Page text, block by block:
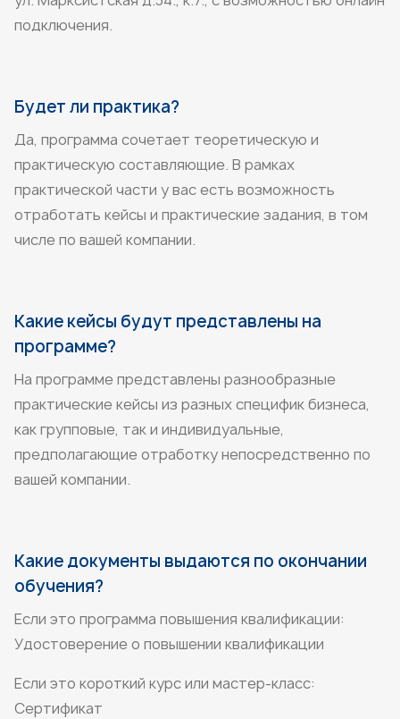
подключения.
Будет ли практика?
Да, программа сочетает теоретическую и
практическую составляющие. В рамках
практической части у вас есть возможность
отработать кейсы и практические задания, в том
числе по вашей компании.
Какие кейсы будут представлены на
программе?
На программе представлены разнообразные
практические кейсы из разных специфик бизнеса,
как групповые, так и индивидуальные,
предполагающие отработку непосредственно по
вашей компании.
Какие документы выдаются по окончании
обучения?
Если это программа повышения квалификации:
Удостоверение о повышении квалификации
Если это короткий курс или мастер-класс:
Сертификат